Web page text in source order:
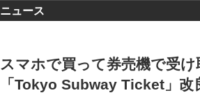
ニュース
スマホで買って券売機で受
「Tokyo Subway Ticket」改